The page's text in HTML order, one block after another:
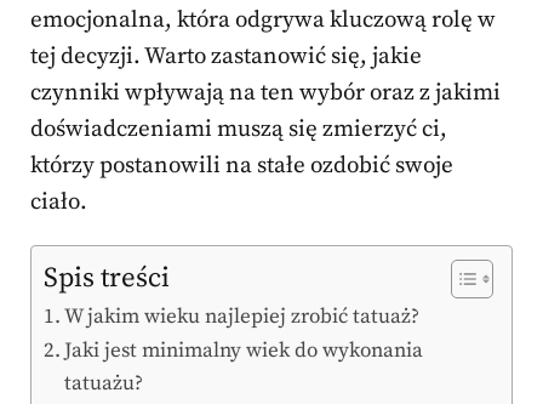
emocjonalna, która odgrywa kluczową rolę w
tej decyzji. Warto zastanowić się, jakie
czynniki wpływają na ten wybór oraz z jakimi
doświadczeniami muszą się zmierzyć ci,
którzy postanowili na stałe ozdobić swoje
ciało.
Spis treści
W jakim wieku najlepiej zrobić tatuaż?
Jaki jest minimalny wiek do wykonania
tatuażu?